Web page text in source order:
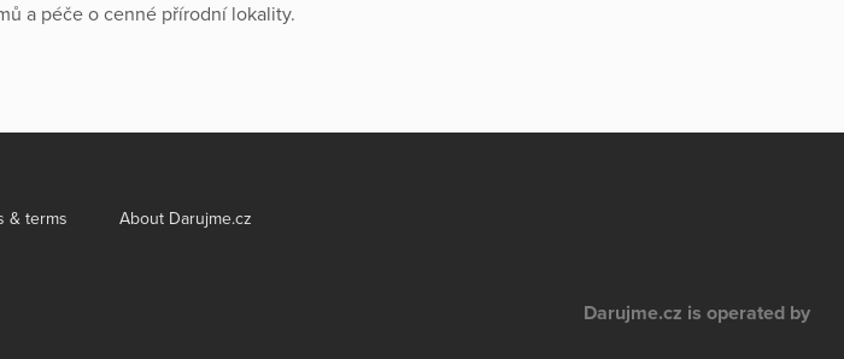
a péče o cenné přírodní lokality.
& terms About Darujme.cz
Darujme.cz is operated by